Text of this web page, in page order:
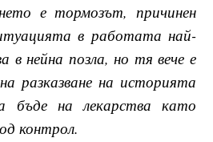
е тормозът, причинен
в работата най-
в нейна позла, но тя вече е
разказване на историята
бъде на лекарства като
контрол.